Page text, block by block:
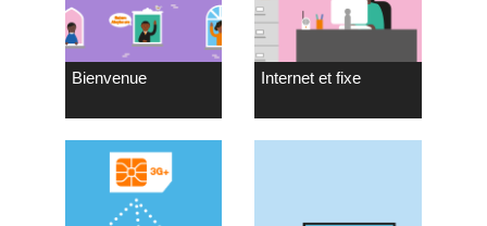
Bienvenue Internet et fixe